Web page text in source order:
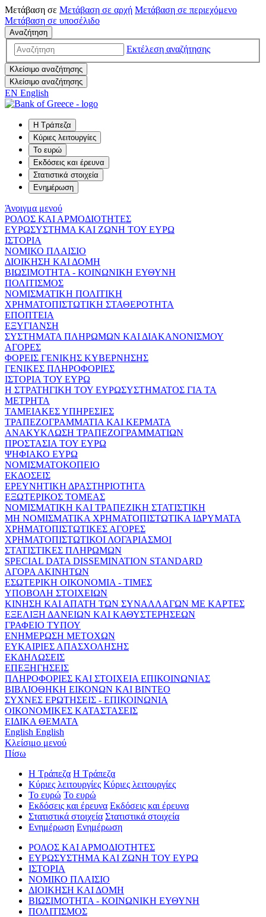
Μετάβαση σε Μετάβαση σε αρχή Μετάβαση σε περιεχόμενο
Μετάβαση σε υποσέλιδο
Αναζήτηση
Εκτέλεση αναζήτησης
Κλείσιμο αναζήτησης
Κλείσιμο αναζήτησης
EN English
Η Τράπεζα
Κύριες λειτουργίες
Το ευρώ
Εκδόσεις και έρευνα
Στατιστικά στοιχεία
Ενημέρωση
Άνοιγμα μενού
ΡΟΛΟΣ ΚΑΙ ΑΡΜΟΔΙΟΤΗΤΕΣ
ΕΥΡΩΣΥΣΤΗΜΑ ΚΑΙ ΖΩΝΗ ΤΟΥ ΕΥΡΩ
ΙΣΤΟΡΙΑ
ΝΟΜΙΚΟ ΠΛΑΙΣΙΟ
ΔΙΟΙΚΗΣΗ ΚΑΙ ΔΟΜΗ
ΒΙΩΣΙΜΟΤΗΤΑ - ΚΟΙΝΩΝΙΚΗ ΕΥΘΥΝΗ
ΠΟΛΙΤΙΣΜΟΣ
ΝΟΜΙΣΜΑΤΙΚΗ ΠΟΛΙΤΙΚΗ
ΧΡΗΜΑΤΟΠΙΣΤΩΤΙΚΗ ΣΤΑΘΕΡΟΤΗΤΑ
ΕΠΟΠΤΕΙΑ
ΕΞΥΓΙΑΝΣΗ
ΣΥΣΤΗΜΑΤΑ ΠΛΗΡΩΜΩΝ ΚΑΙ ΔΙΑΚΑΝΟΝΙΣΜΟΥ
ΑΓΟΡΕΣ
ΦΟΡΕΙΣ ΓΕΝΙΚΗΣ ΚΥΒΕΡΝΗΣΗΣ
ΓΕΝΙΚΕΣ ΠΛΗΡΟΦΟΡΙΕΣ
ΙΣΤΟΡΙΑ ΤΟΥ ΕΥΡΩ
Η ΣΤΡΑΤΗΓΙΚΗ ΤΟΥ ΕΥΡΩΣΥΣΤΗΜΑΤΟΣ ΓΙΑ ΤΑ
ΜΕΤΡΗΤΑ
ΤΑΜΕΙΑΚΕΣ ΥΠΗΡΕΣΙΕΣ
ΤΡΑΠΕΖΟΓΡΑΜΜΑΤΙΑ ΚΑΙ ΚΕΡΜΑΤΑ
ΑΝΑΚΥΚΛΩΣΗ ΤΡΑΠΕΖΟΓΡΑΜΜΑΤΙΩΝ
ΠΡΟΣΤΑΣΙΑ ΤΟΥ ΕΥΡΩ
ΨΗΦΙΑΚΟ ΕΥΡΩ
ΝΟΜΙΣΜΑΤΟΚΟΠΕΙΟ
ΕΚΔΟΣΕΙΣ
ΕΡΕΥΝΗΤΙΚΗ ΔΡΑΣΤΗΡΙΟΤΗΤΑ
ΕΞΩΤΕΡΙΚΟΣ ΤΟΜΕΑΣ
ΝΟΜΙΣΜΑΤΙΚΗ ΚΑΙ ΤΡΑΠΕΖΙΚΗ ΣΤΑΤΙΣΤΙΚΗ
ΜΗ ΝΟΜΙΣΜΑΤΙΚΑ ΧΡΗΜΑΤΟΠΙΣΤΩΤΙΚΑ ΙΔΡΥΜΑΤΑ
ΧΡΗΜΑΤΟΠΙΣΤΩΤΙΚΕΣ ΑΓΟΡΕΣ
ΧΡΗΜΑΤΟΠΙΣΤΩΤΙΚΟΙ ΛΟΓΑΡΙΑΣΜΟΙ
ΣΤΑΤΙΣΤΙΚΕΣ ΠΛΗΡΩΜΩΝ
SPECIAL DATA DISSEMINATION STANDARD
ΑΓΟΡΑ ΑΚΙΝΗΤΩΝ
ΕΣΩΤΕΡΙΚΗ ΟΙΚΟΝΟΜΙΑ - ΤΙΜΕΣ
ΥΠΟΒΟΛΗ ΣΤΟΙΧΕΙΩΝ
ΚΙΝΗΣΗ ΚΑΙ ΑΠΑΤΗ ΤΩΝ ΣΥΝΑΛΛΑΓΩΝ ΜΕ ΚΑΡΤΕΣ
ΕΞΕΛΙΞΗ ΔΑΝΕΙΩΝ ΚΑΙ ΚΑΘΥΣΤΕΡΗΣΕΩΝ
ΓΡΑΦΕΙΟ ΤΥΠΟΥ
ΕΝΗΜΕΡΩΣΗ ΜΕΤΟΧΩΝ
ΕΥΚΑΙΡΙΕΣ ΑΠΑΣΧΟΛΗΣΗΣ
ΕΚΔΗΛΩΣΕΙΣ
ΕΠΕΞΗΓΗΣΕΙΣ
ΠΛΗΡΟΦΟΡΙΕΣ ΚΑΙ ΣΤΟΙΧΕΙΑ ΕΠΙΚΟΙΝΩΝΙΑΣ
ΒΙΒΛΙΟΘΗΚΗ ΕΙΚΟΝΩΝ ΚΑΙ ΒΙΝΤΕΟ
ΣΥΧΝΕΣ ΕΡΩΤΗΣΕΙΣ - ΕΠΙΚΟΙΝΩΝΙΑ
ΟΙΚΟΝΟΜΙΚΕΣ ΚΑΤΑΣΤΑΣΕΙΣ
ΕΙΔΙΚΑ ΘΕΜΑΤΑ
English English
Κλείσιμο μενού
Πίσω
Η Τράπεζα Η Τράπεζα
Κύριες λειτουργίες Κύριες λειτουργίες
Το ευρώ Το ευρώ
Εκδόσεις και έρευνα Εκδόσεις και έρευνα
Στατιστικά στοιχεία Στατιστικά στοιχεία
Ενημέρωση Ενημέρωση
ΡΟΛΟΣ ΚΑΙ ΑΡΜΟΔΙΟΤΗΤΕΣ
ΕΥΡΩΣΥΣΤΗΜΑ ΚΑΙ ΖΩΝΗ ΤΟΥ ΕΥΡΩ
ΙΣΤΟΡΙΑ
ΝΟΜΙΚΟ ΠΛΑΙΣΙΟ
ΔΙΟΙΚΗΣΗ ΚΑΙ ΔΟΜΗ
ΒΙΩΣΙΜΟΤΗΤΑ - ΚΟΙΝΩΝΙΚΗ ΕΥΘΥΝΗ
ΠΟΛΙΤΙΣΜΟΣ